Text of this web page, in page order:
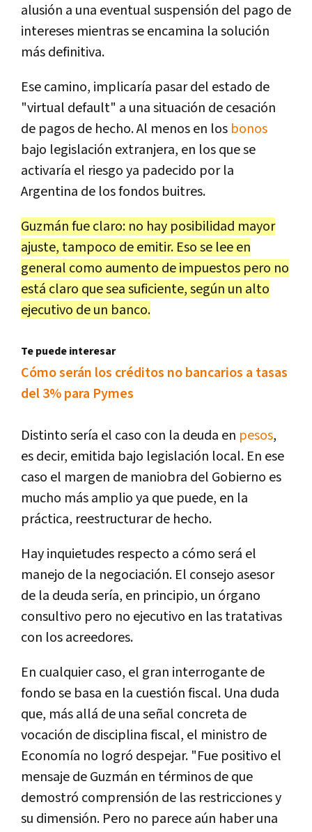
alusión a una eventual suspensión del pago de
intereses mientras se encamina la solución
más definitiva.
Ese camino, implicaría pasar del estado de
"virtual default" a una situación de cesación
de pagos de hecho. Al menos en los bonos
bajo legislación extranjera, en los que se
activaría el riesgo ya padecido por la
Argentina de los fondos buitres.
Guzmán fue claro: no hay posibilidad mayor
ajuste, tampoco de emitir. Eso se lee en
general como aumento de impuestos pero no
está claro que sea suficiente, según un alto
ejecutivo de un banco.
Te puede interesar
Cómo serán los créditos no bancarios a tasas
del 3% para Pymes
Distinto sería el caso con la deuda en pesos,
es decir, emitida bajo legislación local. En ese
caso el margen de maniobra del Gobierno es
mucho más amplio ya que puede, en la
práctica, reestructurar de hecho.
Hay inquietudes respecto a cómo será el
manejo de la negociación. El consejo asesor
de la deuda sería, en principio, un órgano
consultivo pero no ejecutivo en las tratativas
con los acreedores.
En cualquier caso, el gran interrogante de
fondo se basa en la cuestión fiscal. Una duda
que, más allá de una señal concreta de
vocación de disciplina fiscal, el ministro de
Economía no logró despejar. "Fue positivo el
mensaje de Guzmán en términos de que
demostró comprensión de las restricciones y
su dimensión. Pero no parece aún haber una